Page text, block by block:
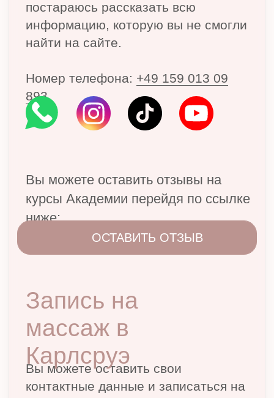
Datenschutz (Политика конфиденциальности)
Контакты
Copyright © 2025 Liubov Exzellenz Akademie
All Rights Reserved.